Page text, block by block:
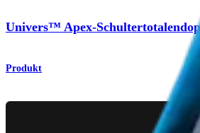
Univers™ Apex-
Produkt